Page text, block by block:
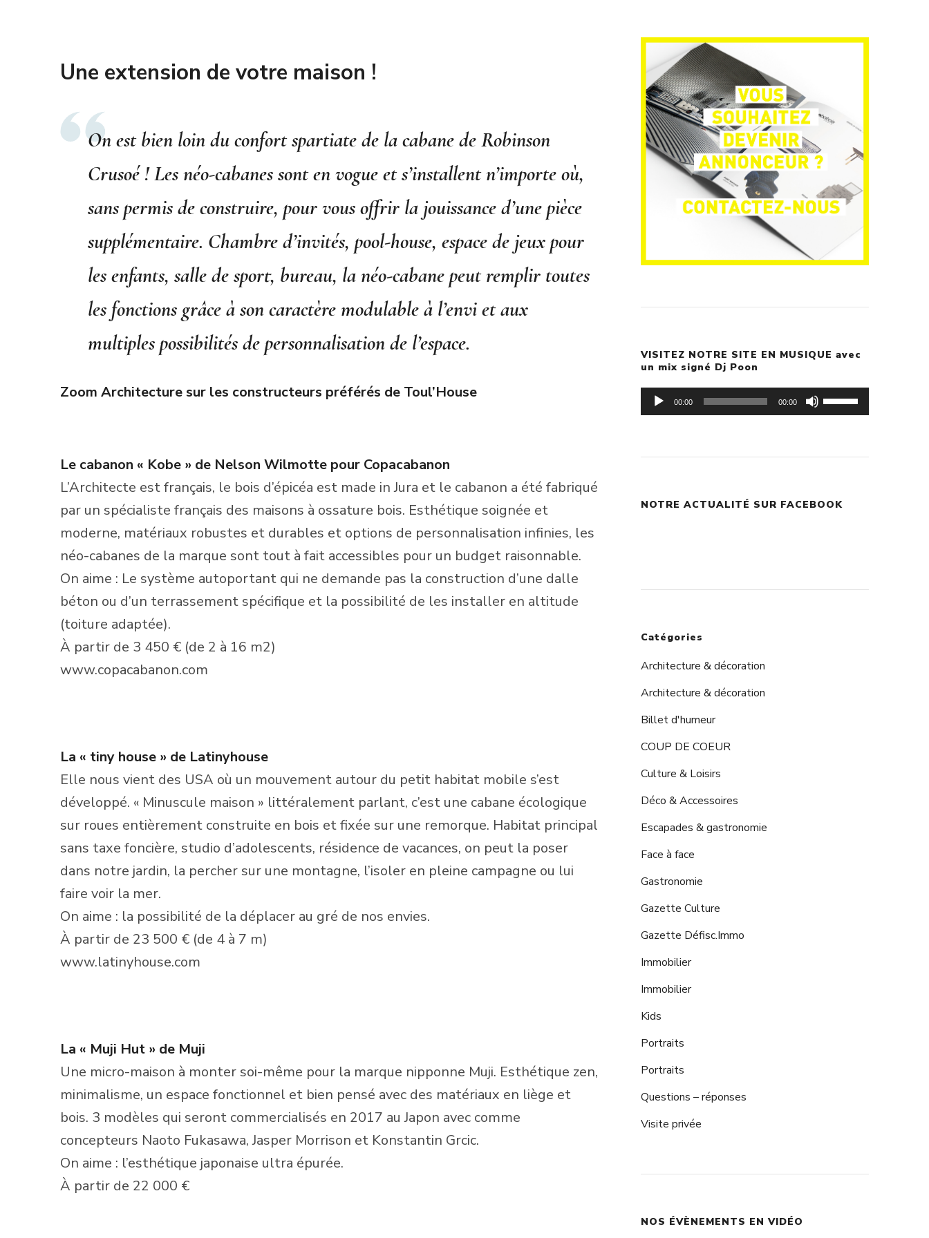
Une extension de votre maison !
On est bien loin du confort spartiate de la cabane de Robinson
Crusoé ! Les néo-cabanes sont en vogue et s’installent n’importe où,
sans permis de construire, pour vous offrir la jouissance d’une pièce
supplémentaire. Chambre d’invités, pool-house, espace de jeux pour
les enfants, salle de sport, bureau, la néo-cabane peut remplir toutes
les fonctions grâce à son caractère modulable à l’envi et aux
multiples possibilités de personnalisation de l’espace.
Zoom Architecture sur les constructeurs préférés de Toul’House
Le cabanon « Kobe » de Nelson Wilmotte pour Copacabanon
L’Architecte est français, le bois d’épicéa est made in Jura et le cabanon a été fabriqué
par un spécialiste français des maisons à ossature bois. Esthétique soignée et
moderne, matériaux robustes et durables et options de personnalisation infinies, les
néo-cabanes de la marque sont tout à fait accessibles pour un budget raisonnable.
On aime : Le système autoportant qui ne demande pas la construction d’une dalle
béton ou d’un terrassement spécifique et la possibilité de les installer en altitude
(toiture adaptée).
À partir de 3 450 € (de 2 à 16 m2)
www.copacabanon.com
La « tiny house » de Latinyhouse
Elle nous vient des USA où un mouvement autour du petit habitat mobile s’est
développé. « Minuscule maison » littéralement parlant, c’est une cabane écologique
sur roues entièrement construite en bois et fixée sur une remorque. Habitat principal
sans taxe foncière, studio d’adolescents, résidence de vacances, on peut la poser
dans notre jardin, la percher sur une montagne, l’isoler en pleine campagne ou lui
faire voir la mer.
On aime : la possibilité de la déplacer au gré de nos envies.
À partir de 23 500 € (de 4 à 7 m)
www.latinyhouse.com
La « Muji Hut » de Muji
Une micro-maison à monter soi-même pour la marque nipponne Muji. Esthétique zen,
minimalisme, un espace fonctionnel et bien pensé avec des matériaux en liège et
bois. 3 modèles qui seront commercialisés en 2017 au Japon avec comme
concepteurs Naoto Fukasawa, Jasper Morrison et Konstantin Grcic.
On aime : l’esthétique japonaise ultra épurée.
À partir de 22 000 €
VISITEZ NOTRE SITE EN MUSIQUE avec
un mix signé Dj Poon
Lecteur
audio
00:00 00:00
Utilisez
augmenter
NOTRE ACTUALITÉ SUR FACEBOOK
Catégories
Architecture & décoration
Architecture & décoration
Billet d'humeur
COUP DE COEUR
Culture & Loisirs
Déco & Accessoires
Escapades & gastronomie
Face à face
Gastronomie
Gazette Culture
Gazette Défisc.Immo
Immobilier
Immobilier
Kids
Portraits
Portraits
Questions – réponses
Visite privée
NOS ÉVÈNEMENTS EN VIDÉO